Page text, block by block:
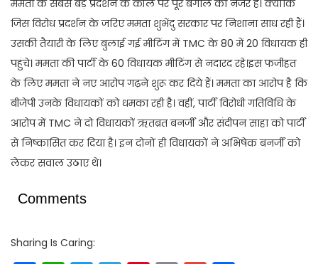
ममता के सबसे बड़े प्रदर्शन के कॉल पर पूरे बंगाल की नजर है। क्योंकि
जिस विरोध प्रदर्शन के जरिए ममता शुभेंदु सरकार पर निशाना साध रही हैं।
उसकी तैयारी के लिए बुलाई गई मीटिंग में TMC के 80 में 20 विधायक ही
पहुंचे। ममता की पार्टी के 60 विधायक मीटिंग से नदारद रहे।इस फजीहत
के लिए ममता ने नए आरोप गढ़ने शुरू कर दिये हैं। ममता का आरोप है कि
बीजेपी उनके विधायकों को धमका रही है। वहीं, पार्टी विरोधी गतिविधि के
आरोप में TMC ने दो विधायकों ऋतब्रत बनर्जी और संदीपन साहा को पार्टी
से निष्कासित कर दिया है। इन दोनों ही विधायकों ने अभिषेक बनर्जी को
लेकर सवाल उठाए थे।
Comments
Sharing Is Caring: